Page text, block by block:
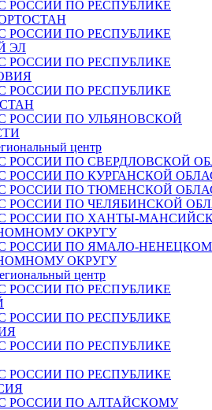
РОССИИ ПО РЕСПУБЛИКЕ
РОССИИ ПО РЕСПУБЛИКЕ
ЭЛ
РОССИИ ПО РЕСПУБЛИКЕ
РОССИИ ПО РЕСПУБЛИКЕ
РОССИИ ПО УЛЬЯНОВСКОЙ
центр
РОССИИ ПО СВЕРДЛОВСКОЙ
РОССИИ ПО КУРГАНСКОЙ
РОССИИ ПО ТЮМЕНСКОЙ
РОССИИ ПО ЧЕЛЯБИНСКОЙ
РОССИИ ПО ХАНТЫ-
ОКРУГУ
РОССИИ ПО ЯМАЛО-
ОКРУГУ
центр
РОССИИ ПО РЕСПУБЛИКЕ
РОССИИ ПО РЕСПУБЛИКЕ
РОССИИ ПО РЕСПУБЛИКЕ
РОССИИ ПО РЕСПУБЛИКЕ
РОССИИ ПО АЛТАЙСКОМУ